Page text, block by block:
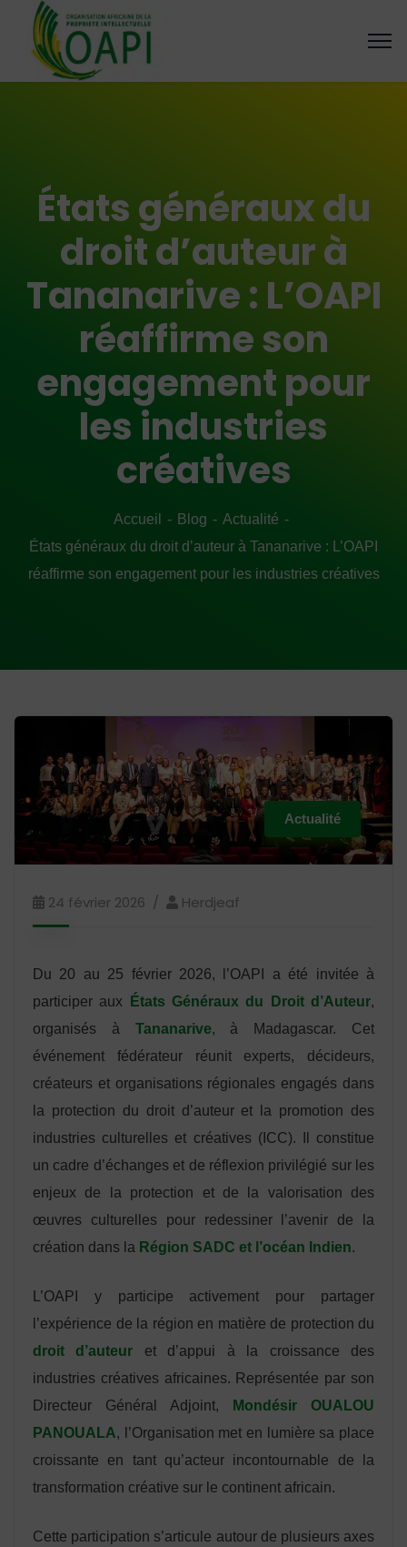
États généraux du
droit d’auteur à
Tananarive : L’OAPI
réaffirme son
engagement pour
les industries
créatives
Accueil Blog
Actualité
États généraux du droit d’auteur à Tananarive : L’OAPI
réaffirme son engagement pour les industries créatives
Actualité
24 février 2026 Herdjeaf
Du 20 au 25 février 2026, l’OAPI a été invitée à
participer aux
États Généraux du Droit d’Auteur,
organisés à Tananarive, à Madagascar. Cet
événement fédérateur réunit experts, décideurs,
créateurs et organisations régionales engagés dans
la protection du droit d’auteur et la promotion des
industries culturelles et créatives (ICC). Il constitue
un cadre d’échanges et de réflexion privilégié sur les
enjeux de la protection et de la valorisation des
œuvres culturelles pour redessiner l’avenir de la
création dans la Région SADC et l’océan Indien.
L’OAPI y participe activement pour partager
l’expérience de la région en matière de protection du
droit d’auteur et d’appui à la croissance des
industries créatives africaines. Représentée par son
Directeur Général Adjoint,
Mondésir OUALOU
PANOUALA, l’Organisation met en lumière sa place
croissante en tant qu’acteur incontournable de la
transformation créative sur le continent africain.
Cette participation s’articule autour de plusieurs axes